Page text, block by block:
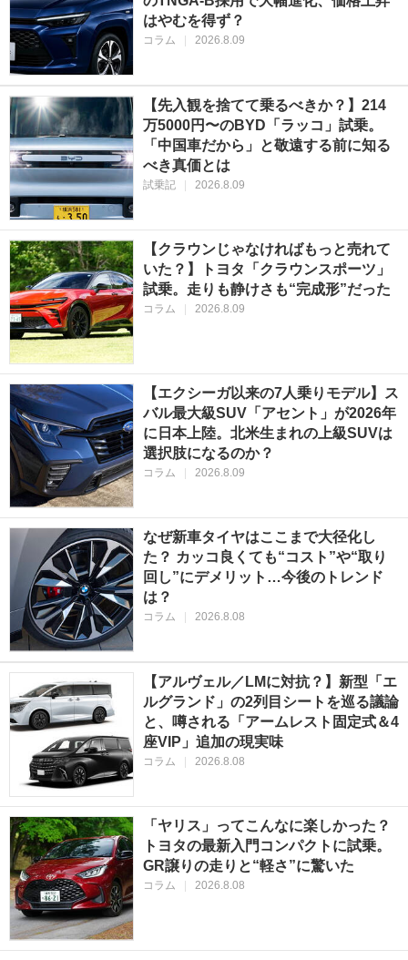
はやむを得ず？
コラム 2026.8.09
【先入観を捨てて乗るべきか？】214
万5000円〜のBYD「ラッコ」試乗。
「中国車だから」と敬遠する前に知る
べき真価とは
試乗記 2026.8.09
【クラウンじゃなければもっと売れて
いた？】トヨタ「クラウンスポーツ」
試乗。走りも静けさも“完成形”だった
コラム 2026.8.09
【エクシーガ以来の7人乗りモデル】ス
バル最大級SUV「アセント」が2026年
に日本上陸。北米生まれの上級SUVは
選択肢になるのか？
コラム 2026.8.09
なぜ新車タイヤはここまで大径化し
た？ カッコ良くても“コスト”や“取り
回し”にデメリット…今後のトレンド
は？
コラム 2026.8.08
【アルヴェル／LMに対抗？】新型「エ
ルグランド」の2列目シートを巡る議論
と、噂される「アームレスト固定式＆4
座VIP」追加の現実味
コラム 2026.8.08
「ヤリス」ってこんなに楽しかった？
トヨタの最新入門コンパクトに試乗。
GR譲りの走りと“軽さ”に驚いた
コラム | 2026.8.08